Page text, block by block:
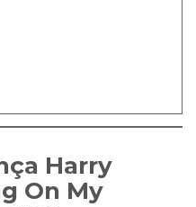
Harry
On My